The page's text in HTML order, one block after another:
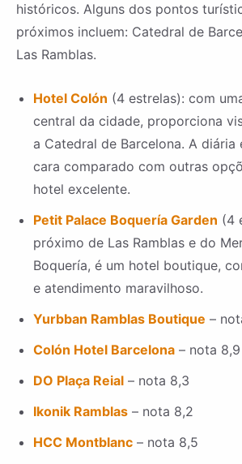
históricos. Alguns dos pontos
próximos incluem: Catedral de
Las Ramblas.
Hotel Colón (4 estrelas): com
central da cidade, proporciona
a Catedral de Barcelona. A diária
cara comparado com outras
hotel excelente.
Petit Palace Boquería Garden (4
próximo de Las Ramblas e do
Boquería, é um hotel boutique,
e atendimento maravilhoso.
Yurbban Ramblas Boutique –
Colón Hotel Barcelona – nota 8,9
DO Plaça Reial – nota 8,3
Ikonik Ramblas – nota 8,2
HCC Montblanc – nota 8,5